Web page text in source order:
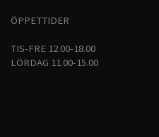
ÖPPETTIDER
TIS-FRE 12.00-18.00
LÖRDAG 11.00-15.00